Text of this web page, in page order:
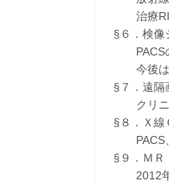
治療RIS
§６．検像
PACSの
今後は
§７．遠隔
クリニ
§８．Ｘ線
PACS、
§９．ＭＲ
2012年